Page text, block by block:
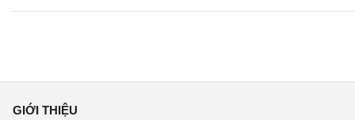
GIỚI THIỆU